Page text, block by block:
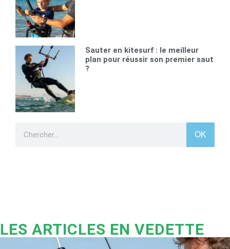
Sauter en kitesurf : le meilleur
plan pour réussir son premier saut
?
OK
LES ARTICLES EN VEDETTE